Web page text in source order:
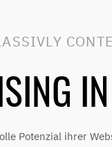
Potenzial ihrer